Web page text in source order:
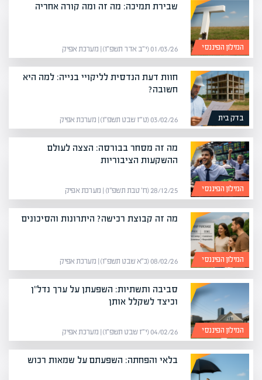
המילון הפיננסי
שבירת תמיכה: מה זה ומה קורה אחריה
01/03/26 (י״ב אדר תשפ״ו) | מערכת אפיק
בדק בית
חוות דעת הנדסית לליקויי בנייה: למה היא
חשובה?
03/02/26 (ט״ז שבט תשפ״ו) | מערכת אפיק
המילון הפיננסי
מה זה מסחר בבורסה: הצצה לעולם
ההשקעות הציבוריות
28/12/25 (ח׳ טבת תשפ״ו) | מערכת אפיק
המילון הפיננסי
מה זה קבוצת רכישה? היתרונות והסיכונים
08/02/26 (כ״א שבט תשפ״ו) | מערכת אפיק
המילון הפיננסי
סביבה ותשתיות: השפעתן על ערך נדל"ן
וכיצד לשקלל אותן
04/02/26 (י״ז שבט תשפ״ו) | מערכת אפיק
בלאי והפחתה: השפעתם על שמאות רכוש